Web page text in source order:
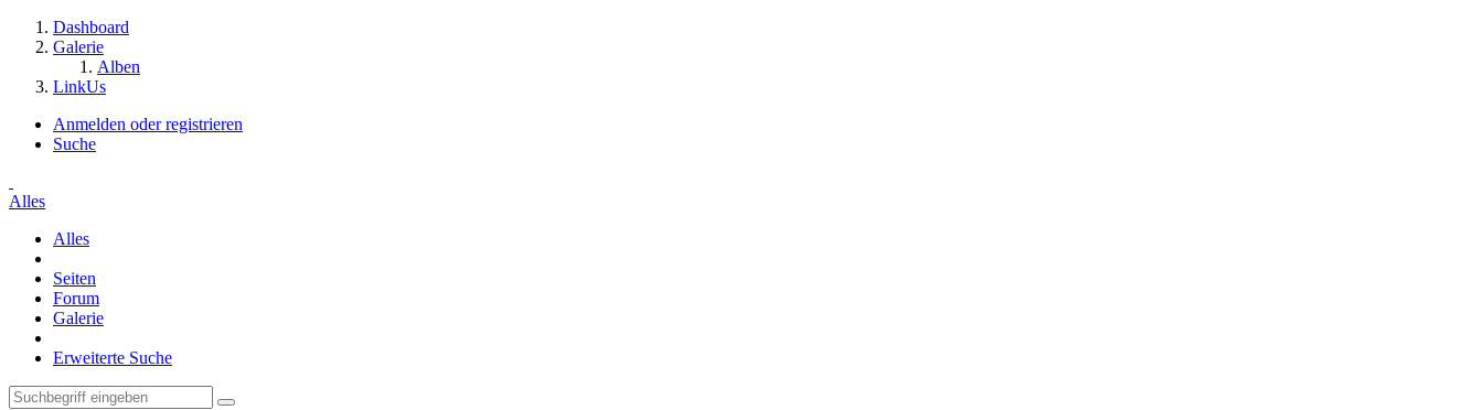
Dashboard
Galerie
Alben
LinkUs
Anmelden oder registrieren
Suche
Alles
Alles
Seiten
Forum
Galerie
Erweiterte Suche